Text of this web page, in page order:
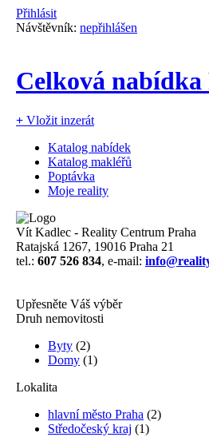
Přihlásit
Návštěvník: nepřihlášen
Celková nabídka
+ Vložit inzerát
Katalog nabídek
Katalog makléřů
Poptávka
Moje reality
Vít Kadlec - Reality Centrum Praha
Ratajská 1267, 19016 Praha 21
tel.: 607 526 834, e-mail:
Upřesněte Váš výběr
Druh nemovitosti
Byty (2)
Domy (1)
Lokalita
hlavní město Praha (2)
Středočeský kraj (1)